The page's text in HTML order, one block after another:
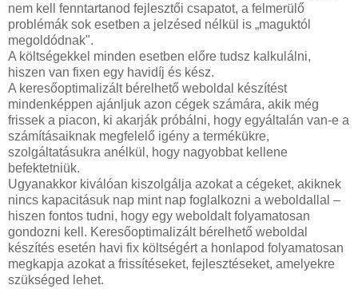
nem kell fenntartanod fejlesztői csapatot, a felmerülő
problémák sok esetben a jelzésed nélkül is „maguktól
megoldódnak".
A költségekkel minden esetben előre tudsz kalkulálni,
hiszen van fixen egy havidíj és kész.
A keresőoptimalizált bérelhető weboldal készítést
mindenképpen ajánljuk azon cégek számára, akik még
frissek a piacon, ki akarják próbálni, hogy egyáltalán van-e a
számításaiknak megfelelő igény a termékükre,
szolgáltatásukra anélkül, hogy nagyobbat kellene
befektetniük.
Ugyanakkor kiválóan kiszolgálja azokat a cégeket, akiknek
nincs kapacitásuk nap mint nap foglalkozni a weboldallal –
hiszen fontos tudni, hogy egy weboldalt folyamatosan
gondozni kell. Keresőoptimalizált bérelhető weboldal
készítés esetén havi fix költségért a honlapod folyamatosan
megkapja azokat a frissítéseket, fejlesztéseket, amelyekre
szükséged lehet.